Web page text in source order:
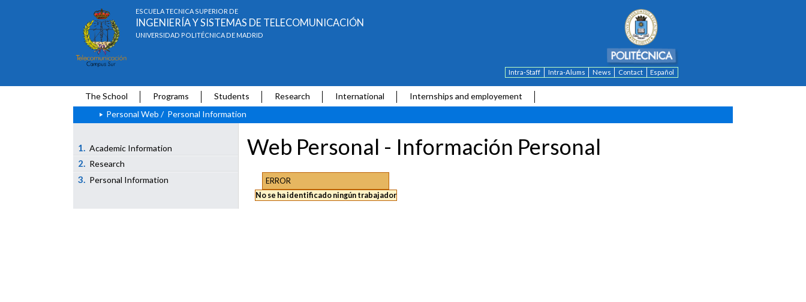
ESCUELA TÉCNICA SUPERIOR DE
INGENIERÍA Y SISTEMAS DE TELECOMUNICACIÓN
UNIVERSIDAD POLITÉCNICA DE MADRID
Intra-Staff Intra-Alums News Contact Español
The School Programs Students Research International
Internships and employement
Personal Web / Personal Information
1. Academic Information
2. Research
3. Personal Information
Web Personal - Información Personal
ERROR
No se ha identificado ningún trabajador